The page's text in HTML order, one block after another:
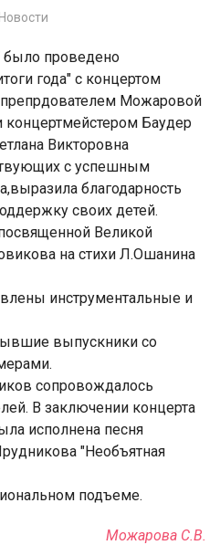
Новости
было проведено
года" с концертом
Можаровой
концертмейстером Баудер
Викторовна
с успешным
благодарность
своих детей.
Великой
на стихи Л.Ошанина
инструментальные и
выпускники со
сопровождалось
В заключении концерта
исполнена песня
"Необъятная
подъеме.
Можарова С.В.